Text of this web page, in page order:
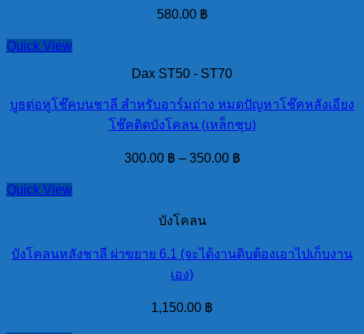
580.00 ฿
Quick View
Dax ST50 - ST70
บูธต่อหูโช๊คบนชาลี สำหรับอาร์มถ่าง หมดปัญหาโช๊คหลังเอียง
โช๊คติดบังโคลน (เหล็กชุบ)
300.00 ฿ – 350.00 ฿
Quick View
บังโคลน
บังโคลนหลังชาลี ผ่าขยาย 6.1 (จะได้งานดิบต้องเอาไปเก็บงาน
เอง)
1,150.00 ฿